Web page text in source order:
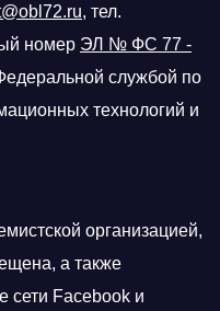
, тел.
номер ЭЛ № ФС 77 -
службой по
технологий и
организацией,
а также
сети Facebook и